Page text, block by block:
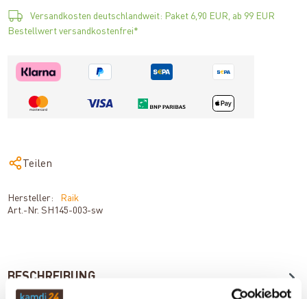
Versandkosten deutschlandweit: Paket 6,90 EUR, ab 99 EUR
Bestellwert versandkostenfrei*
Teilen
Hersteller:
Raik
Art.-Nr.SH145-003-sw
BESCHREIBUNG